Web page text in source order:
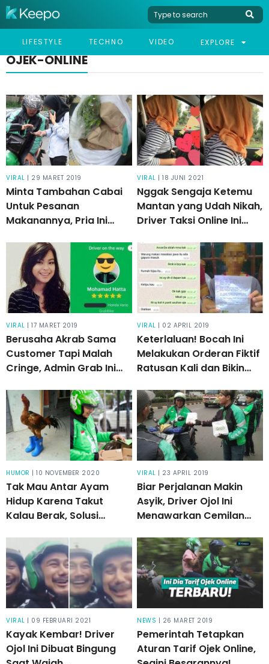
LIFESTYLE TECHNO VIDEO EXPLORE
OJEK-ONLINE
VIRAL | 29 MARET 2019
Minta Tambahan Cabai
Untuk Pesanan
Makanannya, Pria Ini
Plastik Penuh
VIRAL | 18 JUNI 2021
Nggak Sengaja Ketemu
Mantan yang Udah Nikah,
Driver Taksi Online Ini
Atau Rusak Hubungan
Orang
VIRAL | 17 MARET 2019
Berusaha Akrab Sama
Customer Tapi Malah
Cringe, Admin Grab Ini
Mohammad Hatta
VIRAL | 02 APRIL 2019
Keterlaluan! Bocah Ini
Melakukan Orderan Fiktif
Ratusan Kali dan Bikin
Online Rugi
HUMOR | 10 NOVEMBER 2020
Tak Mau Antar Ayam
Hidup Karena Takut
Kalau Berak, Solusi
Tak Terduga. Bikin
Ngakak!
VIRAL | 23 APRIL 2019
Biar Perjalanan Makin
Asyik, Driver Ojol Ini
Menawarkan Cemilan
Penumpangnya
VIRAL | 09 FEBRUARI 2021
Kayak Kembar! Driver
Ojol Ini Dibuat Bingung
NEWS | 26 MARET 2019
Pemerintah Tetapkan
Aturan Tarif Ojek Online,